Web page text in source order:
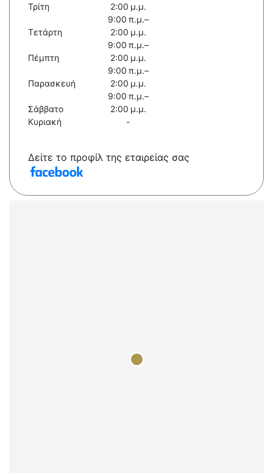
Τρίτη
2:00 μ.μ.
Τετάρτη
9:00 π.μ.–
2:00 μ.μ.
Πέμπτη
9:00 π.μ.–
2:00 μ.μ.
Παρασκευή
9:00 π.μ.–
2:00 μ.μ.
Σάββατο
9:00 π.μ.–
2:00 μ.μ.
Κυριακή
-
Δείτε το προφίλ της εταιρείας σας